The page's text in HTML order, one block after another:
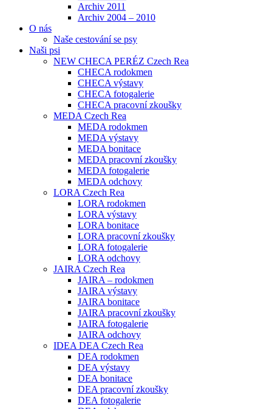
Archiv 2011
Archiv 2004 – 2010
O nás
Naše cestování se psy
Naši psi
NEW CHECA PERÉZ Czech Rea
CHECA rodokmen
CHECA výstavy
CHECA fotogalerie
CHECA pracovní zkoušky
MEDA Czech Rea
MEDA rodokmen
MEDA výstavy
MEDA bonitace
MEDA pracovní zkoušky
MEDA fotogalerie
MEDA odchovy
LORA Czech Rea
LORA rodokmen
LORA výstavy
LORA bonitace
LORA pracovní zkoušky
LORA fotogalerie
LORA odchovy
JAIRA Czech Rea
JAIRA – rodokmen
JAIRA výstavy
JAIRA bonitace
JAIRA pracovní zkoušky
JAIRA fotogalerie
JAIRA odchovy
IDEA DEA Czech Rea
DEA rodokmen
DEA výstavy
DEA bonitace
DEA pracovní zkoušky
DEA fotogalerie